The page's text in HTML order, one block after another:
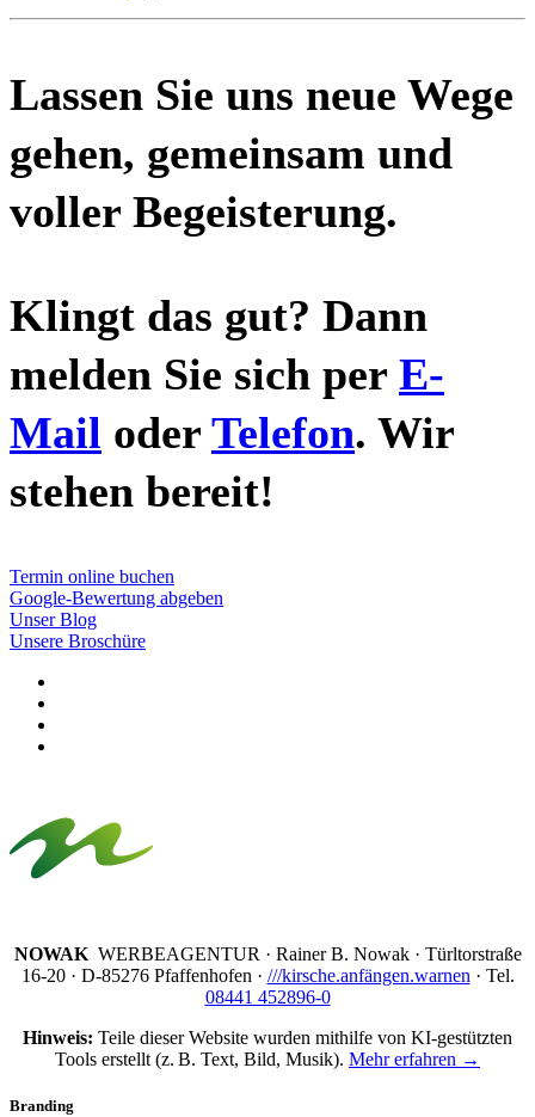
Lassen Sie uns neue Wege
gehen, gemeinsam und
voller Begeisterung.
Klingt das gut? Dann
melden Sie sich per E-
Mail oder Telefon. Wir
stehen bereit!
Termin online buchen
Google-Bewertung abgeben
Unser Blog
Unsere Broschüre
NOWAKWERBEAGENTUR · Rainer B. Nowak · Türltorstraße
16-20 · D-85276 Pfaffenhofen · ///kirsche.anfängen.warnen · Tel.
08441 452896-0
Hinweis: Teile dieser Website wurden mithilfe von KI-gestützten
Tools erstellt (z. B. Text, Bild, Musik). Mehr erfahren →
Branding